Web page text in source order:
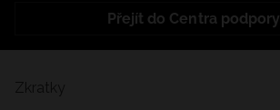
Přejít do Centra podpory